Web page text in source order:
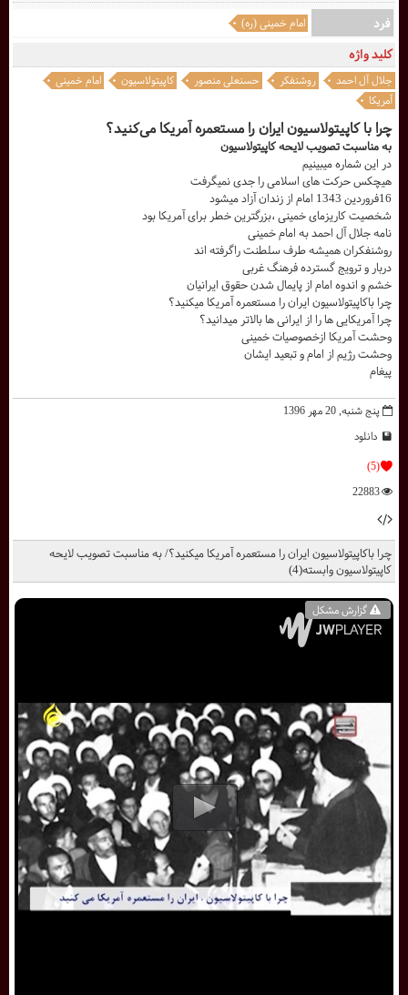
گزارش مشکل
چرا باکاپیتولاسیون ایران را مستعمره آمریکا میکنید؟/ به مناسبت تصویب لایحه
کاپیتولاسیون وابسته(4)
پنج شنبه, 20 مهر 1396
دانلود
(5)
22883
چرا با کاپیتولاسیون ایران را مستعمره آمریکا می‌کنید؟
به مناسبت تصویب لایحه کاپیتولاسیون
در این شماره میبینیم
هیچکس حرکت های اسلامی را جدی نمیگرفت
16فروردین 1343 امام از زندان آزاد میشود
شخصیت کاریزمای خمینی ،بزرگترین خطر برای آمریکا بود
نامه جلال آل احمد به امام خمینی
روشنفکران همیشه طرف سلطنت راگرفته اند
دربار و ترویج گسترده فرهنگ غربی
خشم و اندوه امام از پایمال شدن حقوق ایرانیان
چرا باکاپیتولاسیون ایران را مستعمره آمریکا میکنید؟
چرا آمریکایی ها را از ایرانی ها بالاتر میدانید؟
وحشت آمریکا ازخصوصیات خمینی
وحشت رژیم از امام و تبعید ایشان
پیغام
کلید واژه
جلال آل احمد روشنفکر حسنعلی منصور کاپیتولاسیون
امام خمینی
آمریکا
فرد
امام خمینی (ره)